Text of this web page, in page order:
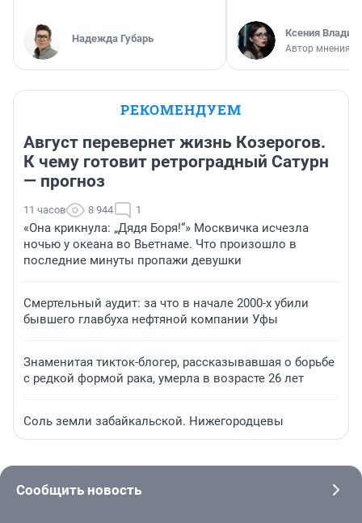
Надежда Губарь Ксения
Автор мнения
РЕКОМЕНДУЕМ
Август перевернет жизнь Козерогов.
К чему готовит ретроградный Сатурн
— прогноз
11 часов 8 944 1
«Она крикнула: „Дядя Боря!“» Москвичка исчезла
ночью у океана во Вьетнаме. Что произошло в
последние минуты пропажи девушки
Смертельный аудит: за что в начале 2000-х убили
бывшего главбуха нефтяной компании Уфы
Знаменитая тикток-блогер, рассказывавшая о борьбе
с редкой формой рака, умерла в возрасте 26 лет
Соль земли забайкальской. Нижегородцевы
Сообщить новость